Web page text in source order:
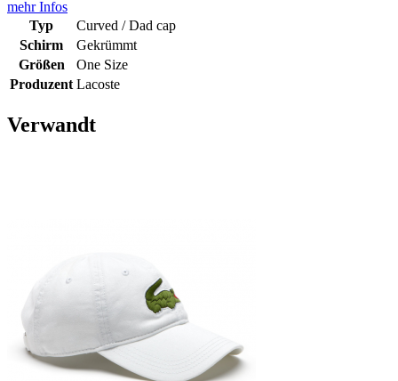
mehr Infos
Typ
Curved / Dad cap
Schirm
Gekrümmt
Größen
One Size
Produzent Lacoste
Verwandt